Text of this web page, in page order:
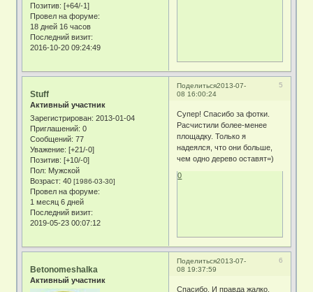
Позитив: [+64/-1]
Провел на форуме:
18 дней 16 часов
Последний визит:
2016-10-20 09:24:49
Поделиться 5
2013-07-
08 16:00:24
Stuff
Активный участник
Зарегистрирован: 2013-01-04
Приглашений: 0
Сообщений: 77
Уважение: [+21/-0]
Позитив: [+10/-0]
Пол: Мужской
Возраст: 40[1986-03-30]
Провел на форуме:
1 месяц 6 дней
Последний визит:
2019-05-23 00:07:12
Супер! Спасибо за фотки.
Расчистили более-менее
площадку. Только я
надеялся, что они больше,
чем одно дерево оставят=)
0
Поделиться 6
2013-07-
08 19:37:59
Betonomeshalka
Активный участник
Спасибо. И правда жалко,